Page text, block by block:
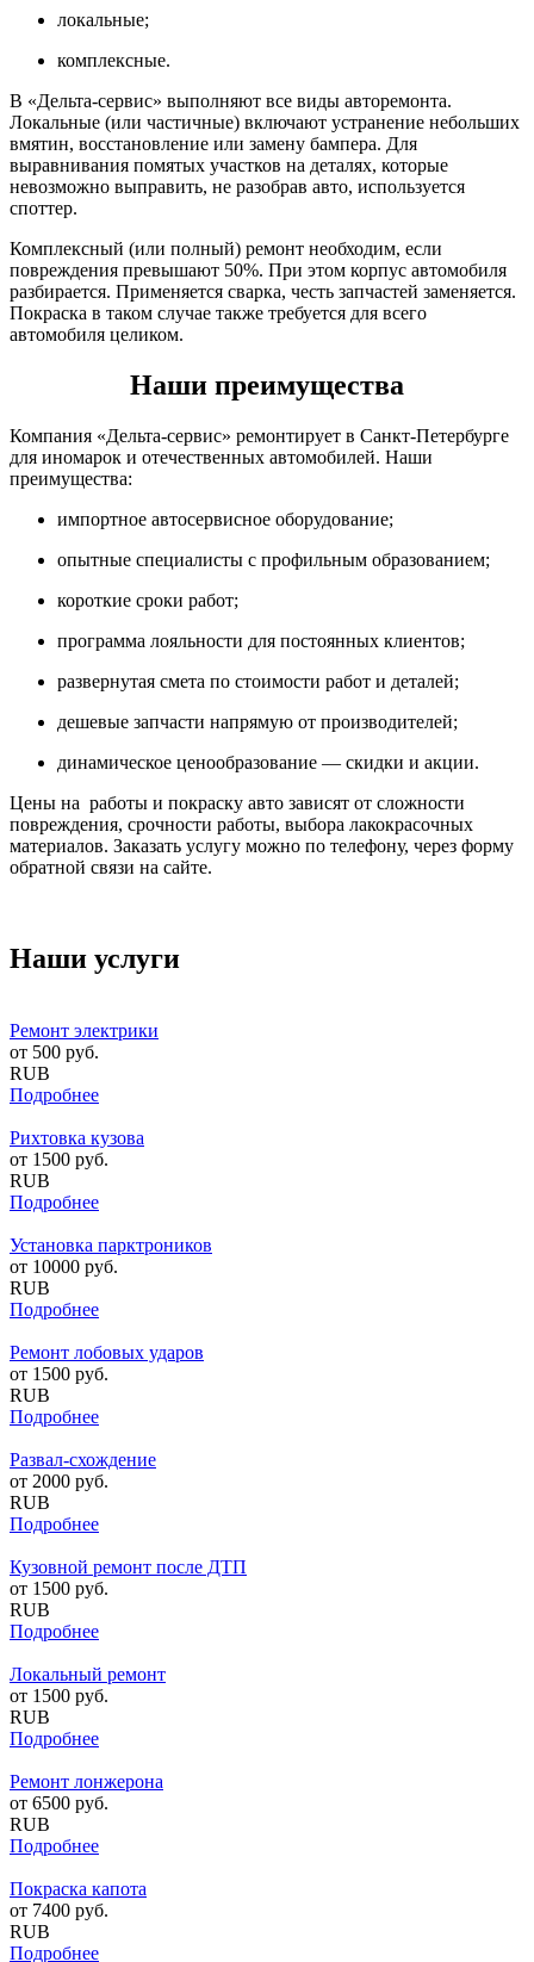
локальные;
комплексные.
В «Дельта-сервис» выполняют все виды авторемонта.
Локальные (или частичные) включают устранение небольших
вмятин, восстановление или замену бампера. Для
выравнивания помятых участков на деталях, которые
невозможно выправить, не разобрав авто, используется
споттер.
Комплексный (или полный) ремонт необходим, если
повреждения превышают 50%. При этом корпус автомобиля
разбирается. Применяется сварка, честь запчастей заменяется.
Покраска в таком случае также требуется для всего
автомобиля целиком.
Наши преимущества
Компания «Дельта-сервис» ремонтирует в Санкт-Петербурге
для иномарок и отечественных автомобилей. Наши
преимущества:
импортное автосервисное оборудование;
опытные специалисты с профильным образованием;
короткие сроки работ;
программа лояльности для постоянных клиентов;
развернутая смета по стоимости работ и деталей;
дешевые запчасти напрямую от производителей;
динамическое ценообразование — скидки и акции.
Цены на работы и покраску авто зависят от сложности
повреждения, срочности работы, выбора лакокрасочных
материалов. Заказать услугу можно по телефону, через форму
обратной связи на сайте.
Наши услуги
Ремонт электрики
от 500 руб.
RUB
Подробнее
Рихтовка кузова
от 1500 руб.
RUB
Подробнее
Установка парктроников
от 10000 руб.
RUB
Подробнее
Ремонт лобовых ударов
от 1500 руб.
RUB
Подробнее
Развал-схождение
от 2000 руб.
RUB
Подробнее
Кузовной ремонт после ДТП
от 1500 руб.
RUB
Подробнее
Локальный ремонт
от 1500 руб.
RUB
Подробнее
Ремонт лонжерона
от 6500 руб.
RUB
Подробнее
Покраска капота
от 7400 руб.
RUB
Подробнее